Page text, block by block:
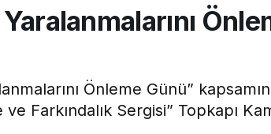
Önleme Günü”
Farkındalık Sergisi” Topkapı